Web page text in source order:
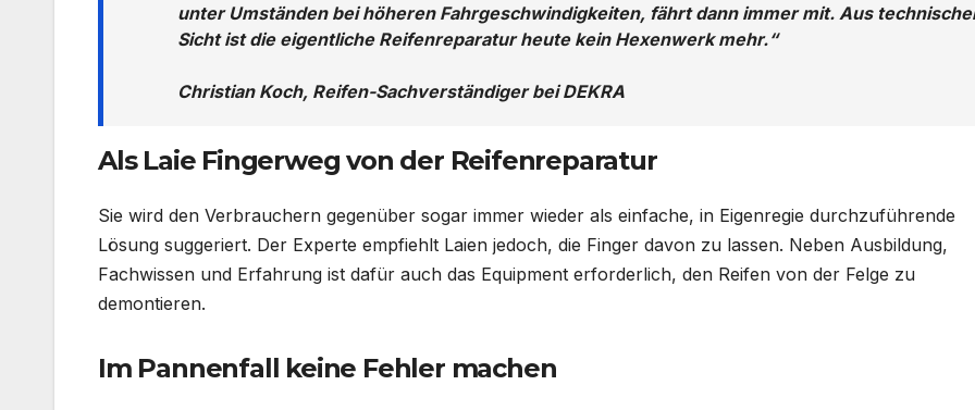
unter Umständen bei höheren Fahrgeschwindigkeiten, fährt dann immer mit. Aus
Sicht ist die eigentliche Reifenreparatur heute kein Hexenwerk mehr.“
Christian Koch, Reifen-Sachverständiger bei DEKRA
Als Laie Fingerweg von der Reifenreparatur
Sie wird den Verbrauchern gegenüber sogar immer wieder als einfache, in Eigenregie durchzuführende
Lösung suggeriert. Der Experte empfiehlt Laien jedoch, die Finger davon zu lassen. Neben Ausbildung,
Fachwissen und Erfahrung ist dafür auch das Equipment erforderlich, den Reifen von der Felge zu
demontieren.
Im Pannenfall keine Fehler machen